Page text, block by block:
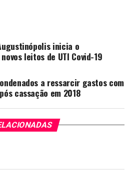
inicia o
leitos de UTI Covid-19
a ressarcir gastos com
cassação em 2018